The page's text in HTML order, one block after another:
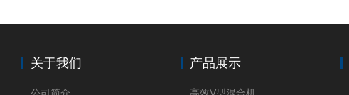
关于我们 产品展示